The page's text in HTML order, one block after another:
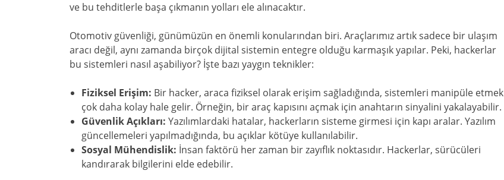
ve bu tehditlerle başa çıkmanın yolları ele alınacaktır.
Otomotiv güvenliği, günümüzün en önemli konularından biri. Araçlarımız artık sadece bir ulaşım
aracı değil, aynı zamanda birçok dijital sistemin entegre olduğu karmaşık yapılar. Peki, hackerlar
bu sistemleri nasıl aşabiliyor? İşte bazı yaygın teknikler:
Fiziksel Erişim: Bir hacker, araca fiziksel olarak erişim sağladığında, sistemleri manipüle etmek
çok daha kolay hale gelir. Örneğin, bir araç kapısını açmak için anahtarın sinyalini yakalayabilir.
Güvenlik Açıkları: Yazılımlardaki hatalar, hackerların sisteme girmesi için kapı aralar. Yazılım
güncellemeleri yapılmadığında, bu açıklar kötüye kullanılabilir.
Sosyal Mühendislik: İnsan faktörü her zaman bir zayıflık noktasıdır. Hackerlar, sürücüleri
kandırarak bilgilerini elde edebilir.